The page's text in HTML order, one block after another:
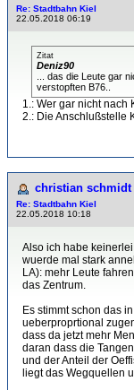
Re: Stadtbahn Kiel
22.05.2018 06:19
Zitat
Deniz90
... das die Leute gar
verstopften B76..
1.: Wer gar nicht nach
2.: Die Anschlußstelle
christian schmidt
Re: Stadtbahn Kiel
22.05.2018 10:18
Also ich habe
wuerde mal stark
LA): mehr Leute
das Zentrum.
Es stimmt schon das
ueberproprtional
dass da jetzt mehr
daran dass die
und der Anteil der
liegt das Wegquellen